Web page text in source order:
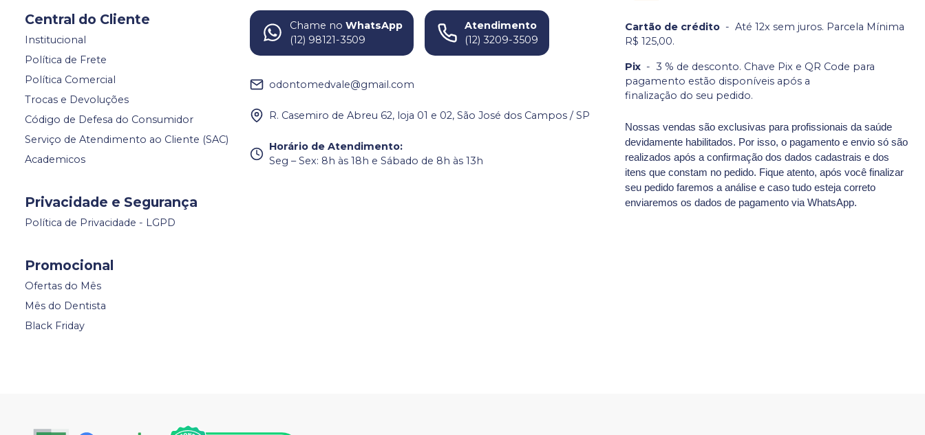
Central do Cliente
Institucional
Política de Frete
Política Comercial
Trocas e Devoluções
Código de Defesa do Consumidor
Serviço de Atendimento ao Cliente (SAC)
Academicos
Privacidade e Segurança
Política de Privacidade - LGPD
Promocional
Ofertas do Mês
Mês do Dentista
Black Friday
Chame no WhatsApp
(12) 98121-3509
Atendimento
(12) 3209-3509
odontomedvale@gmail.com
R. Casemiro de Abreu 62, loja 01 e 02, São José dos Campos / SP
Horário de Atendimento:
Seg – Sex: 8h às 18h e Sábado de 8h às 13h
Cartão de crédito - Até 12x sem juros. Parcela Mínima
R$ 125,00.
Pix - 3 % de desconto. Chave Pix e QR Code para
pagamento estão disponíveis após a
finalização do seu pedido.
Nossas vendas são exclusivas para profissionais da saúde
devidamente habilitados. Por isso, o pagamento e envio só são
realizados após a confirmação dos dados cadastrais e dos
itens que constam no pedido. Fique atento, após você finalizar
seu pedido faremos a análise e caso tudo esteja correto
enviaremos os dados de pagamento via WhatsApp.